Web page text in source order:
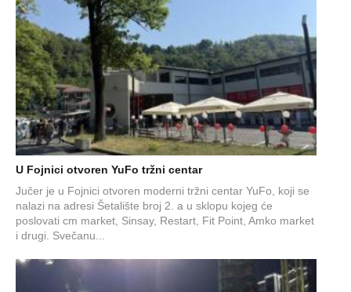
U Fojnici otvoren YuFo tržni centar
Jučer je u Fojnici otvoren moderni tržni centar YuFo, koji se
nalazi na adresi Šetalište broj 2. a u sklopu kojeg će
poslovati cm market, Sinsay, Restart, Fit Point, Amko market
i drugi. Svečanu...